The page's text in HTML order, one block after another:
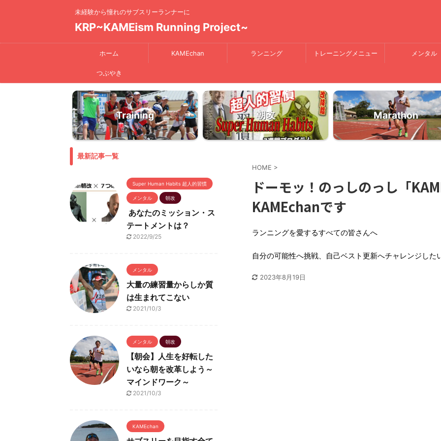
未経験から憧れのサブスリーランナーに
KRP~KAMEism Running Project~
ホーム KAMEchan ランニング トレーニングメニュー メンタル
つぶやき
Training 朝改 Marathon
HOME >
ドーモッ！のっしのっし「
KAMEchanです
ランニングを愛するすべての皆さんへ
自分の可能性へ挑戦、自己ベスト更新へチャレンジした
2023年8月19日
最新記事一覧
Super Human Habits 超人的習慣
メンタル 朝改
あなたのミッション・ス
テートメントは？
2022/9/25
メンタル
大量の練習量からしか質
は生まれてこない
2021/10/3
メンタル 朝改
【朝会】人生を好転した
いなら朝を改革しよう～
マインドワーク～
2021/10/3
KAMEchan